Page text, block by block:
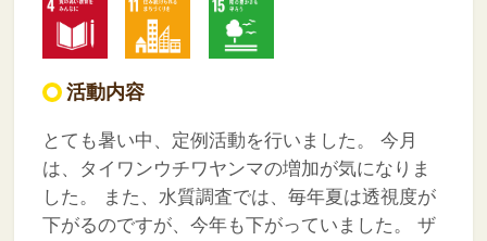
活動内容
とても暑い中、定例活動を行いました。
今月
は、タイワンウチワヤンマの増加が気になりま
した。
また、水質調査では、毎年夏は透視度が
下がるのですが、今年も下がっていました。
ザ